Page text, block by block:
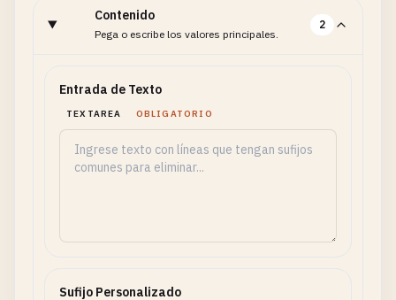
Contenido
Pega o escribe los valores principales.
2
Entrada de Texto
TEXTAREA OBLIGATORIO
Sufijo Personalizado